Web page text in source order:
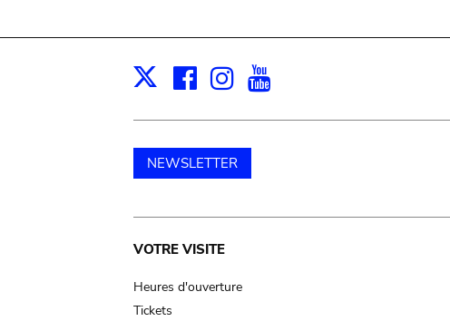
X Facebook
Instagram
NEWSLETTER
Main
navigation
VOTRE VISITE
Heures d'ouverture
Tickets